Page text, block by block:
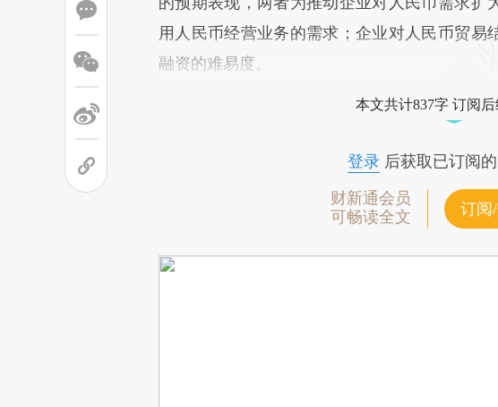
用人民币经营业务的需求；企业对人民币贸易
融资的难易度。
本文共计837字 订阅
登录后获取已订阅
财新通会员
可畅读全文
订阅